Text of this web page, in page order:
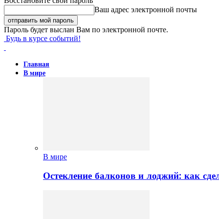
Ваш адрес электронной почты
Пароль будет выслан Вам по электронной почте.
Будь в курсе событий!
Главная
В мире
В мире
Остекление балконов и лоджий: как